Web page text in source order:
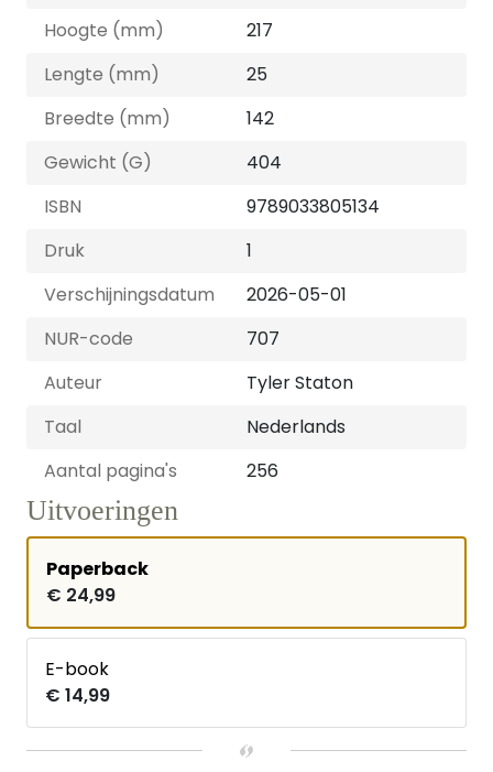
Hoogte (mm)
217
Lengte (mm)
25
Breedte (mm)
142
Gewicht (G)
404
ISBN
9789033805134
Druk
1
Verschijningsdatum
2026-05-01
NUR-code
707
Auteur
Tyler Staton
Taal
Nederlands
Aantal pagina's
256
Uitvoeringen
Paperback
€ 24,99
E-book
€ 14,99